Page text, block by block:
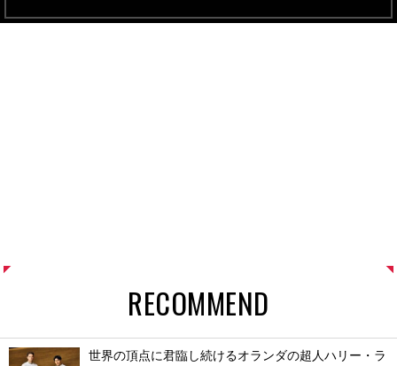
RECOMMEND
世界の頂点に君臨し続けるオランダの超人ハリー・ラ